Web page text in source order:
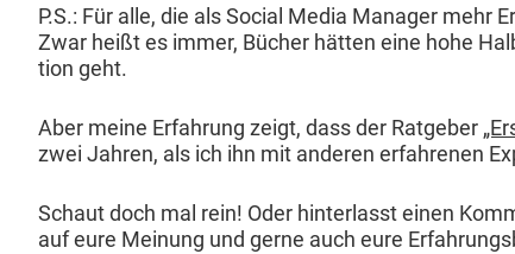
P.S.: Für alle, die als Social Media Man­ag­er mehr
Zwar heißt es immer, Büch­er hät­ten eine hohe
tion geht.
Aber meine Erfahrung zeigt, dass der Rat­ge­ber
zwei Jahren, als ich ihn mit anderen erfahre­nen
Schaut doch mal rein! Oder hin­ter­lasst einen
auf eure Mei­n­ung und gerne auch eure